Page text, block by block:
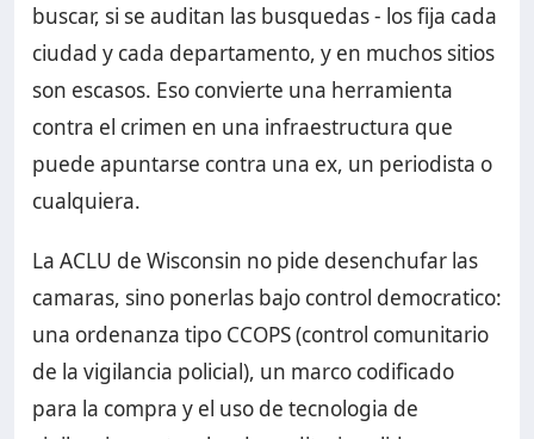
buscar, si se auditan las busquedas - los fija cada
ciudad y cada departamento, y en muchos sitios
son escasos. Eso convierte una herramienta
contra el crimen en una infraestructura que
puede apuntarse contra una ex, un periodista o
cualquiera.
La ACLU de Wisconsin no pide desenchufar las
camaras, sino ponerlas bajo control democratico:
una ordenanza tipo CCOPS (control comunitario
de la vigilancia policial), un marco codificado
para la compra y el uso de tecnologia de